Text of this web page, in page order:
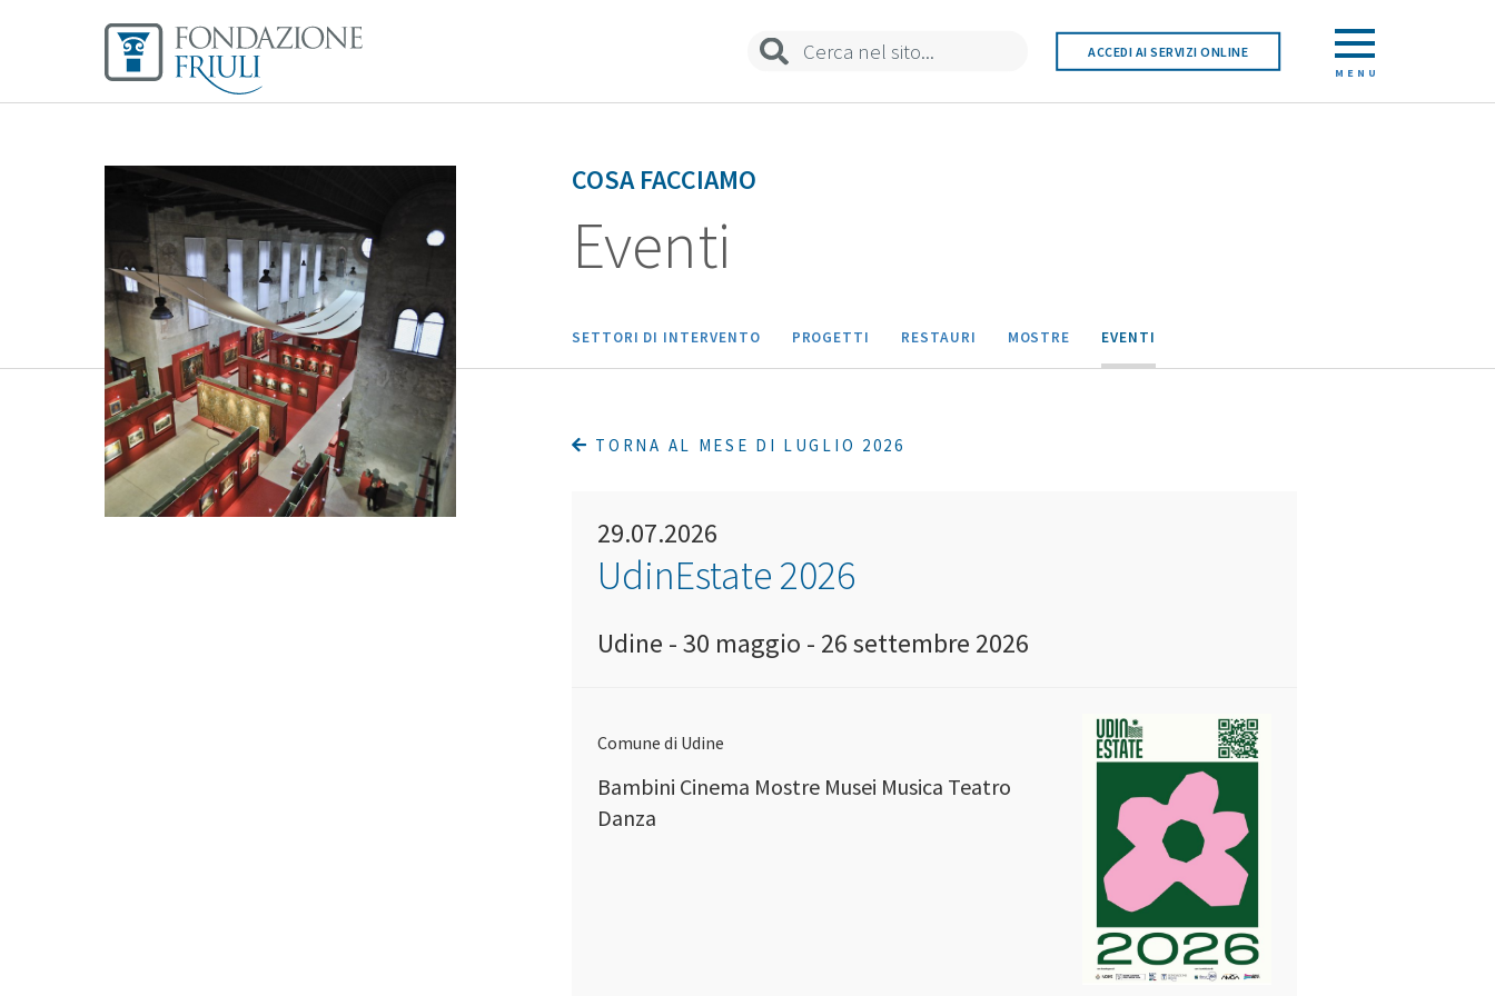
ACCEDI AI SERVIZI ONLINE
MENU
COSA FACCIAMO
Eventi
SETTORI DI INTERVENTO PROGETTI RESTAURI MOSTRE EVENTI
TORNA AL MESE DI LUGLIO 2026
29.07.2026
UdinEstate 2026
Udine - 30 maggio - 26 settembre 2026
Comune di Udine
Bambini Cinema Mostre Musei Musica Teatro
Danza